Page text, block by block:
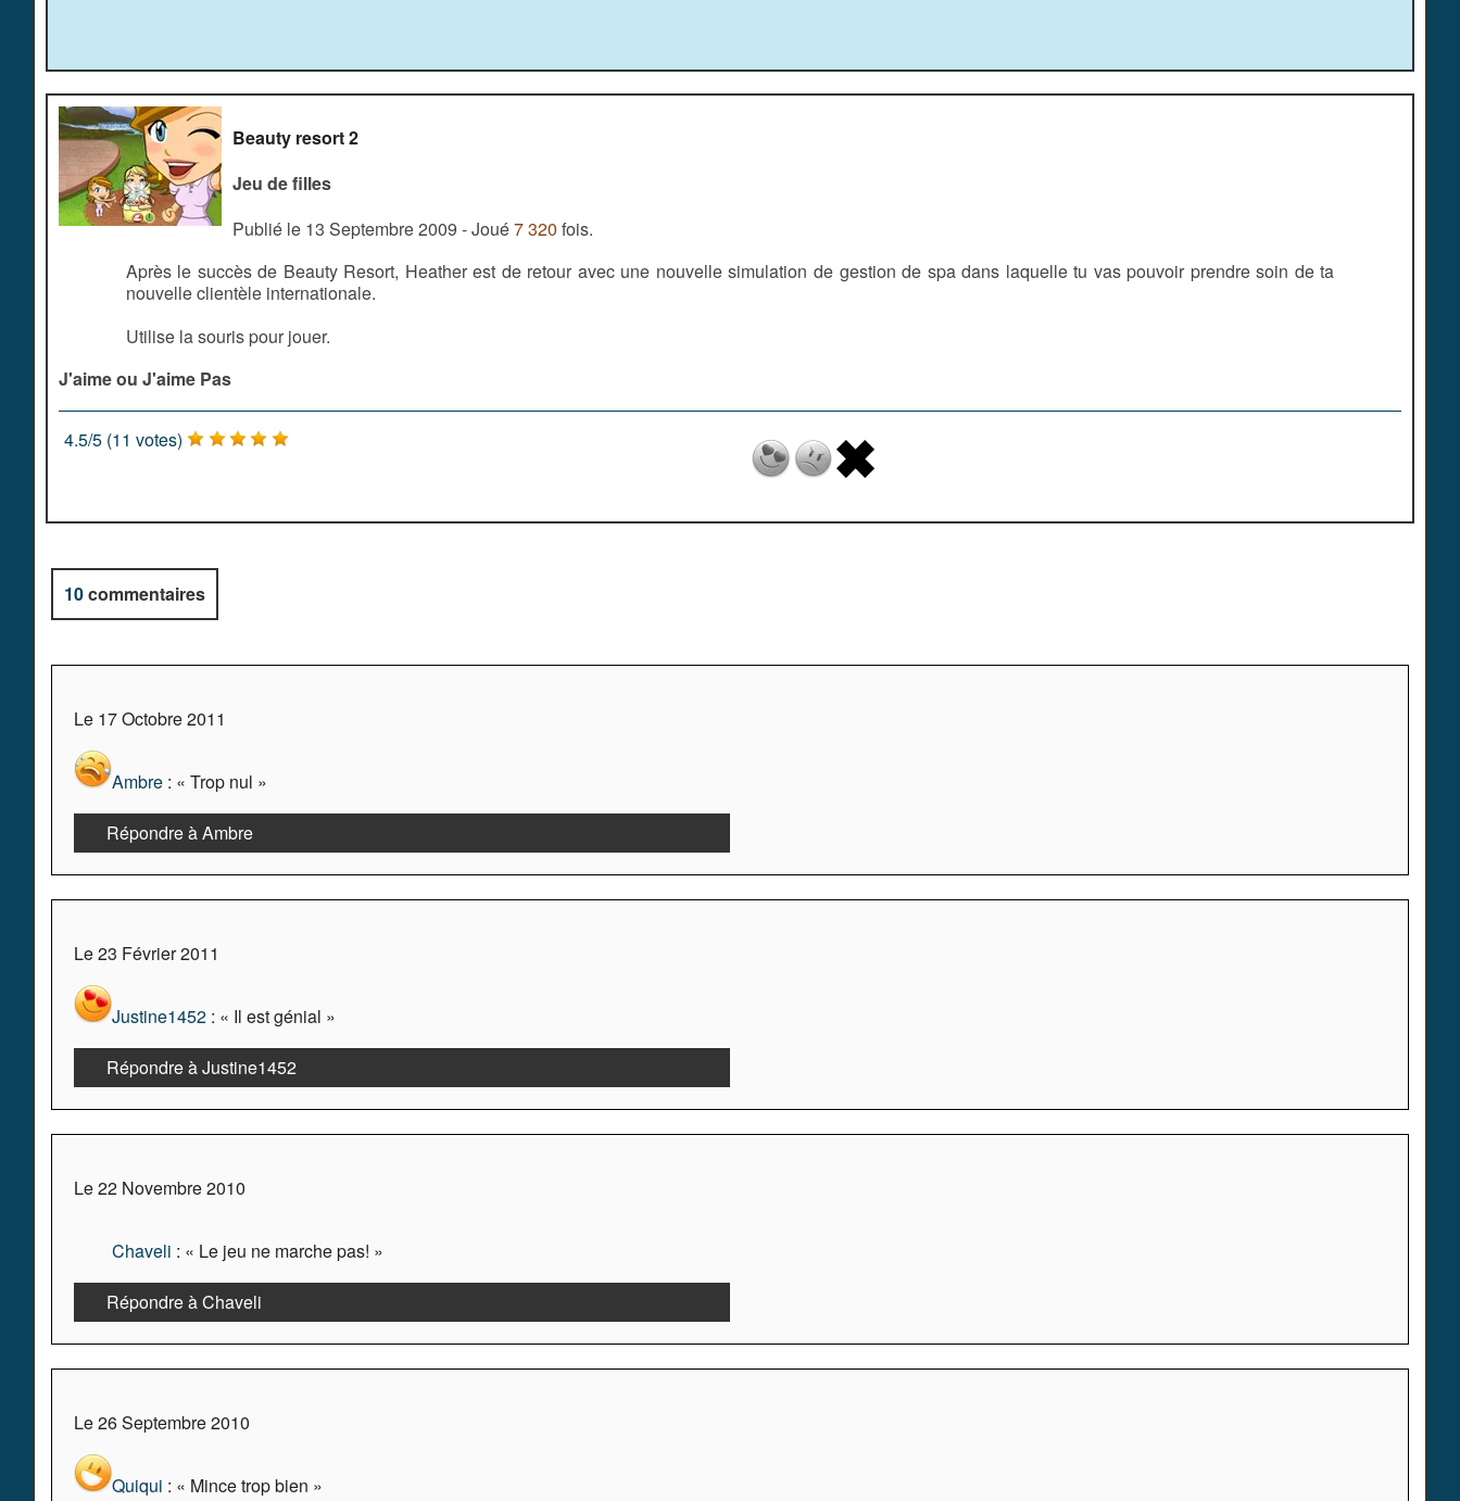
Beauty resort 2
Jeu de filles
Publié le 13 Septembre 2009 - Joué7 320 fois.
Après le succès de Beauty Resort, Heather est de retour avec une nouvelle simulation de gestion de spa dans laquelle tu vas pouvoir prendre soin de ta
nouvelle clientèle internationale.
Utilise la souris pour jouer.
J'aime ou J'aime Pas
4.5/5 (11 votes)
10commentaires
Le 17 Octobre 2011
Ambre : « Trop nul »
Répondre à Ambre
Le 23 Février 2011
Justine1452 : « Il est génial »
Répondre à Justine1452
Le 22 Novembre 2010
Chaveli : « Le jeu ne marche pas! »
Répondre à Chaveli
Le 26 Septembre 2010
Quiqui : « Mince trop bien »